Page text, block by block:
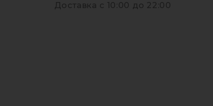
Доставка c 10:00 до 22:00